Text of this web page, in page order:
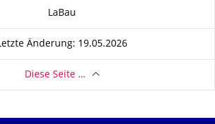
LaBau
Letzte Änderung: 19.05.2026
Diese Seite …